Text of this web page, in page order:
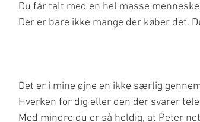
Du får talt med en hel masse
Der er bare ikke mange der køber det.
Det er i mine øjne en ikke særlig
Hverken for dig eller den der svarer
Med mindre du er så heldig, at Peter